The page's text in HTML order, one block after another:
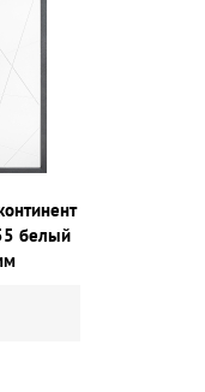
белый